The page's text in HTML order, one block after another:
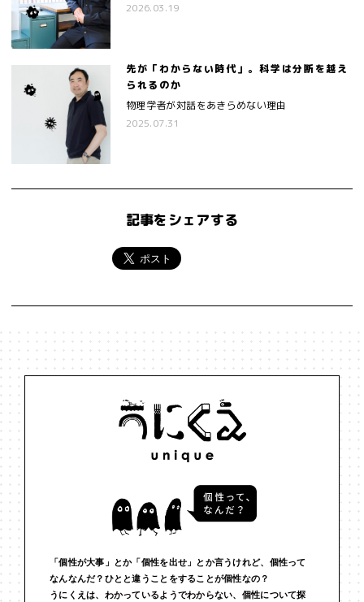
2026.03.19
先が「わからない時代」。科学は分断を越え
られるのか
物理学者が対話をあきらめない理由
2025.07.31
記事をシェアする
「個性が大事」とか「個性を出せ」とか言うけれど、個性って
なんなんだ？ひとと違うことをすることが個性なの？
うにくえは、わかっているようでわからない、個性について探